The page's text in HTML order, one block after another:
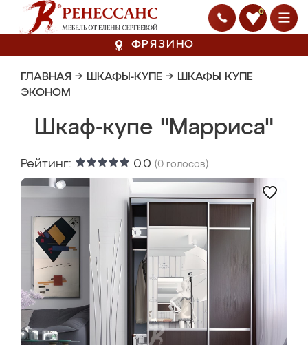
0
ФРЯЗИНО
ГЛАВНАЯ → ШКАФЫ-КУПЕ → ШКАФЫ КУПЕ
ЭКОНОМ
Шкаф-купе "Марриса"
Рейтинг: 0.0 (0 голосов)